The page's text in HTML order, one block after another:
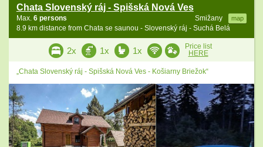
Chata Slovenský ráj - Spišská Nová Ves
Smižany map
Max. 6 persons
8.9 km distance from Chata se saunou - Slovenský ráj - Suchá Belá
2x 1x 1x
Price list
HERE
„Chata Slovenský ráj - Spišská Nová Ves - Košiarny Briežok“